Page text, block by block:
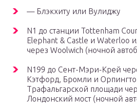
— Блэкхиту или Вулиджу
N1 до станции Tottenham
Elephant & Castle и Waterloo
через Woolwich (ночной
N199 до Сент-Мэри-Крей
Кэтфорд, Бромли и
Трафальгарской площади
Лондонский мост (ночной